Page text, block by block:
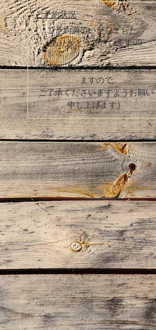
ご予約状況
ご予約満了いたしました。
ありがとうございます🙇‍♀️
(更新が遅れている場合もござい
ますので
ご了承くださいますようお願い
申し上げます）